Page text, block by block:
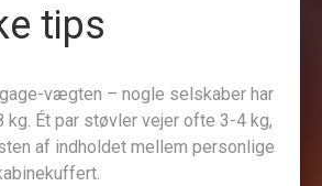
tips
vægten – nogle selskaber har
Ét par støvler vejer ofte 3-4 kg,
af indholdet mellem personlige